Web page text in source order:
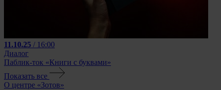
11.10.25 / 16:00
Диалог
Паблик-ток «Книги с буквами»
Показать все
О центре «Зотов»